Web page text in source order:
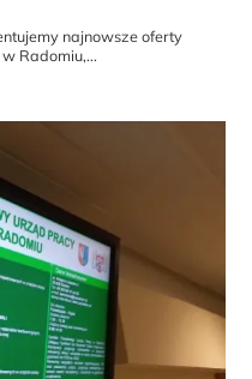
najnowsze oferty
Radomiu,...